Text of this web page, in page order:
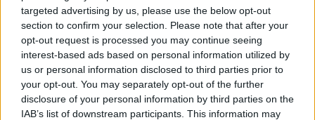
targeted advertising by us, please use the below opt-out
section to confirm your selection. Please note that after your
opt-out request is processed you may continue seeing
interest-based ads based on personal information utilized by
us or personal information disclosed to third parties prior to
your opt-out. You may separately opt-out of the further
disclosure of your personal information by third parties on the
IAB’s list of downstream participants. This information may
Αν τα χάσατε